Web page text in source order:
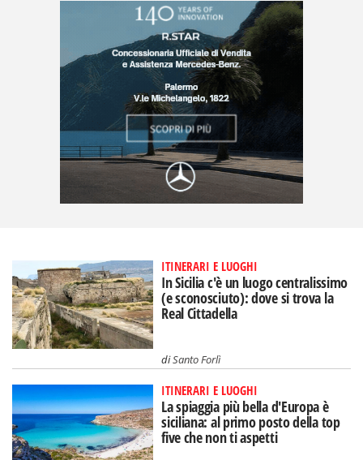
ITINERARI E LUOGHI
In Sicilia c'è un luogo centralissimo
(e sconosciuto): dove si trova la
Real Cittadella
diSanto Forlì
ITINERARI E LUOGHI
La spiaggia più bella d'Europa è
siciliana: al primo posto della top
five che non ti aspetti